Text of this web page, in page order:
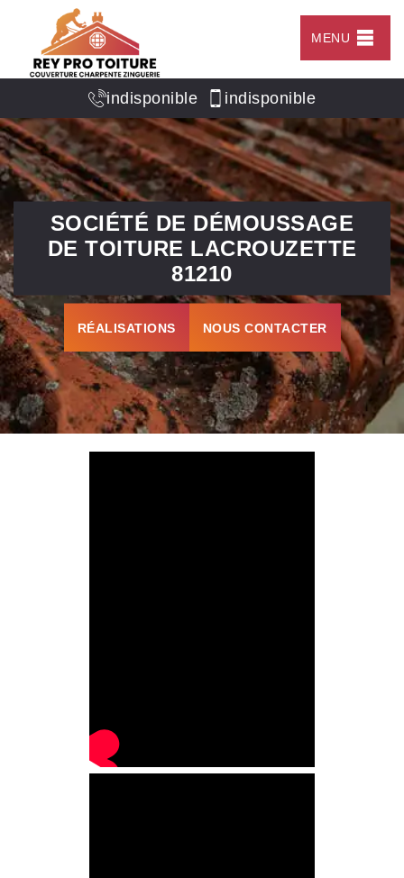
MENU
indisponible indisponible
SOCIÉTÉ DE DÉMOUSSAGE
DE TOITURE LACROUZETTE
81210
RÉALISATIONS NOUS CONTACTER